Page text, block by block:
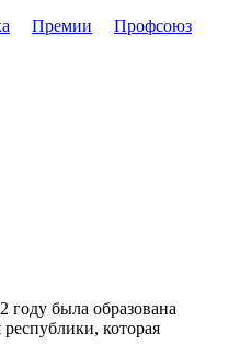
Премии
Профсоюз
была образована
которая